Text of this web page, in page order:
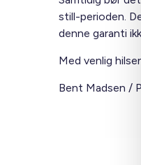
still-perioden.
denne garanti
Med venlig
Bent Madsen /